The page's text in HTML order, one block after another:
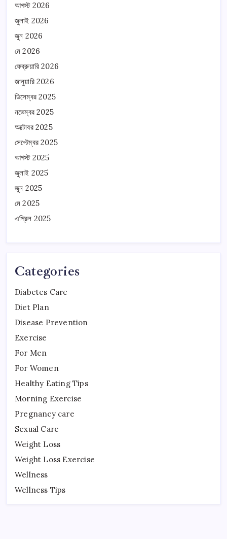
আগস্ট 2026
জুলাই 2026
জুন 2026
মে 2026
ফেব্রুয়ারি 2026
জানুয়ারি 2026
ডিসেম্বর 2025
নভেম্বর 2025
অক্টোবর 2025
সেপ্টেম্বর 2025
আগস্ট 2025
জুলাই 2025
জুন 2025
মে 2025
এপ্রিল 2025
Categories
Diabetes Care
Diet Plan
Disease Prevention
Exercise
For Men
For Women
Healthy Eating Tips
Morning Exercise
Pregnancy care
Sexual Care
Weight Loss
Weight Loss Exercise
Wellness
Wellness Tips